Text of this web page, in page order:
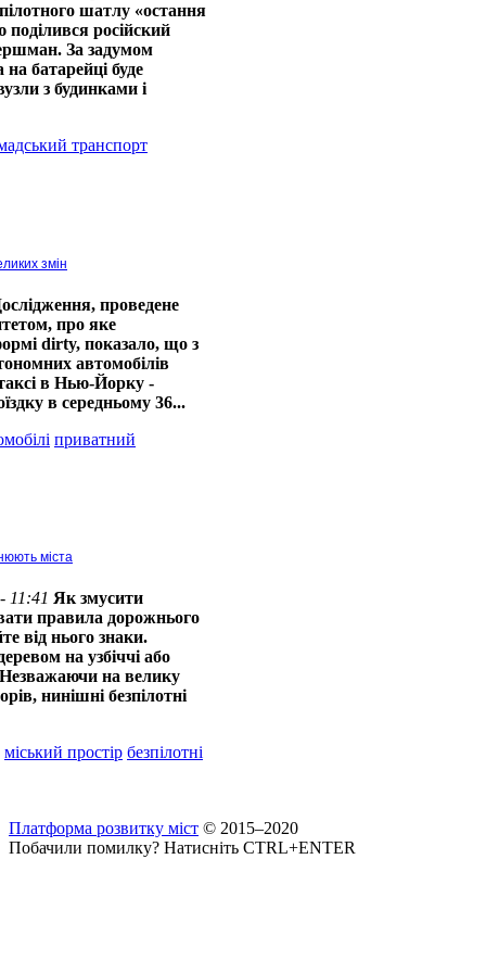
шатлу «остання
російский
За задумом
батарейці буде
з будинками і
транспорт
змін
проведене
про яке
dirty, показало, що з
автомобілів
в Нью-Йорку -
в середньому 36...
приватний
міста
11:41 Як змусити
правила дорожнього
від нього знаки.
на узбіччі або
на велику
нинішні безпілотні
міський простір безпілотні
Платформа розвитку міст © 2015–2020
Побачили помилку? Натисніть CTRL+ENTER